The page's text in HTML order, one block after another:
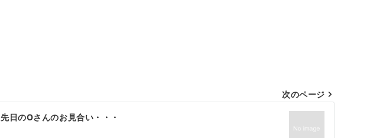
次のページ
先日のOさんのお見合い・・・